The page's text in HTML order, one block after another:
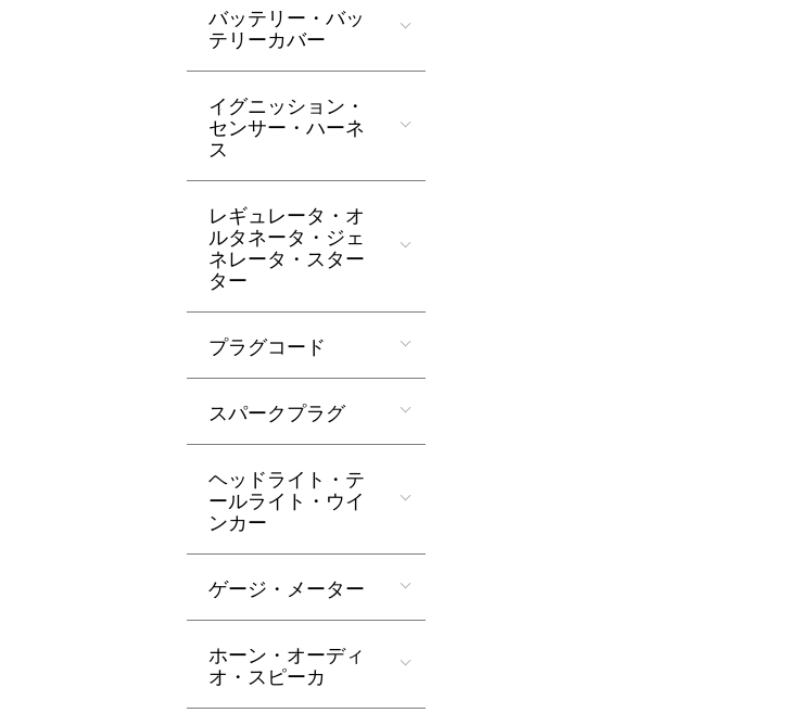
バッテリー・バッ
テリーカバー
イグニッション・
センサー・ハーネ
ス
レギュレータ・オ
ルタネータ・ジェ
ネレータ・スター
ター
プラグコード
スパークプラグ
ヘッドライト・テ
ールライト・ウイ
ンカー
ゲージ・メーター
ホーン・オーディ
オ・スピーカ